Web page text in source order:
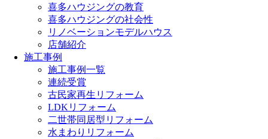
喜多ハウジングの教育
喜多ハウジングの社会性
リノベーションモデルハウス
店舗紹介
施工事例
施工事例一覧
連続受賞
古民家再生リフォーム
LDKリフォーム
二世帯同居型リフォーム
水まわりリフォーム